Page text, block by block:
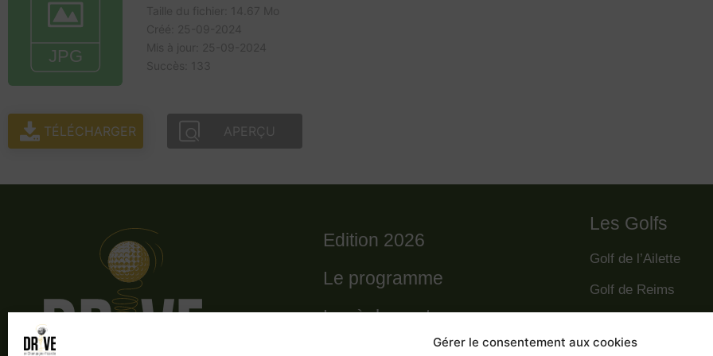
Gérer le consentement aux cookies
TÉLÉCHARGER APERÇU
Edition 2026
Le programme
Le règlement
Les Golfs
Golf de l’Ailette
Golf de Reims
Golf des Poursaudes